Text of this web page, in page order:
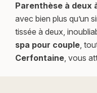
Parenthèse à deux
avec bien plus qu’un
tissée à deux,
spa pour couple,
Cerfontaine, vous